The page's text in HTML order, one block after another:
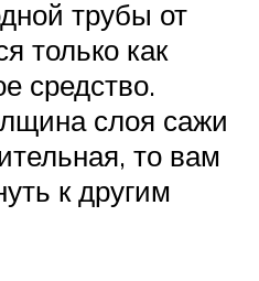
трубы от
только как
средство.
слоя сажи
то вам
к другим